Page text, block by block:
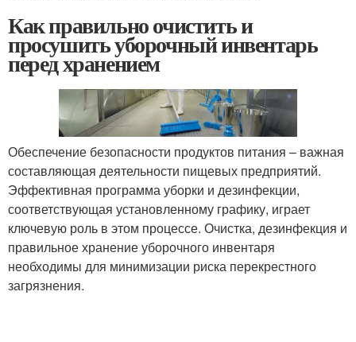
Как правильно очистить и
просушить уборочный инвентарь
перед хранением
Обеспечение безопасности продуктов питания – важная
составляющая деятельности пищевых предприятий.
Эффективная программа уборки и дезинфекции,
соответствующая установленному графику, играет
ключевую роль в этом процессе. Очистка, дезинфекция и
правильное хранение уборочного инвентаря
необходимы для минимизации риска перекрестного
загрязнения.